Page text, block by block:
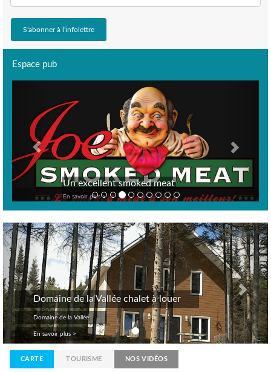
Espace pub
Un excellent smoked meat
En savoir plus >
Domaine de la Vallée chalet à louer
Domaine de la Vallée
En savoir plus >
Previous
CARTE TOURISME NOS VIDÉOS